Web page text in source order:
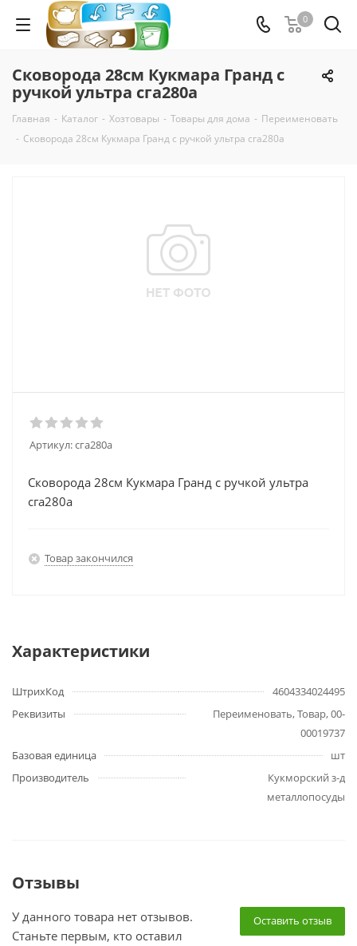
0
Сковорода 28см Кукмара Гранд с
ручкой ультра сга280а
Главная - Каталог - Хозтовары - Товары для дома - Переименовать
- Сковорода 28см Кукмара Гранд с ручкой ультра сга280а
Артикул:сга280а
Сковорода 28см Кукмара Гранд с ручкой ультра
сга280а
Товар закончился
Характеристики
ШтрихКод
4604334024495
Реквизиты
Переименовать, Товар, 00-
00019737
Базовая единица
шт
Производитель
Кукморский з-д
металлопосуды
Отзывы
Оставить отзыв
У данного товара нет отзывов.
Станьте первым, кто оставил